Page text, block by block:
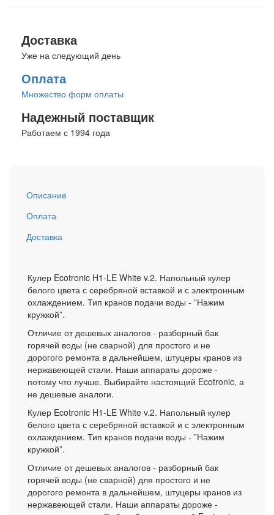
Доставка
Уже на следующий день
Оплата
Множество форм оплаты
Надежный поставщик
Работаем с 1994 года
Описание
Оплата
Доставка
Кулер Ecotronic H1-LE White v.2. Напольный кулер
белого цвета с серебряной вставкой и с электронным
охлаждением. Тип кранов подачи воды - ”Нажим
кружкой”.
Отличие от дешевых аналогов - разборный бак
горячей воды (не сварной) для простого и не
дорогого ремонта в дальнейшем, штуцеры кранов из
нержавеющей стали. Наши аппараты дороже -
потому что лучше. Выбирайте настоящий Ecotronic, а
не дешевые аналоги.
Кулер Ecotronic H1-LE White v.2. Напольный кулер
белого цвета с серебряной вставкой и с электронным
охлаждением. Тип кранов подачи воды - ”Нажим
кружкой”.
Отличие от дешевых аналогов - разборный бак
горячей воды (не сварной) для простого и не
дорогого ремонта в дальнейшем, штуцеры кранов из
нержавеющей стали. Наши аппараты дороже -